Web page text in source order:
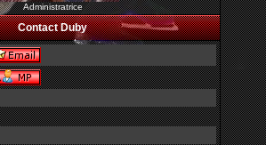
Administratrice
Contact Duby